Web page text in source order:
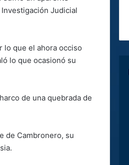
Judicial
lo que el ahora occiso
lo que ocasionó su
de una quebrada de
de Cambronero, su